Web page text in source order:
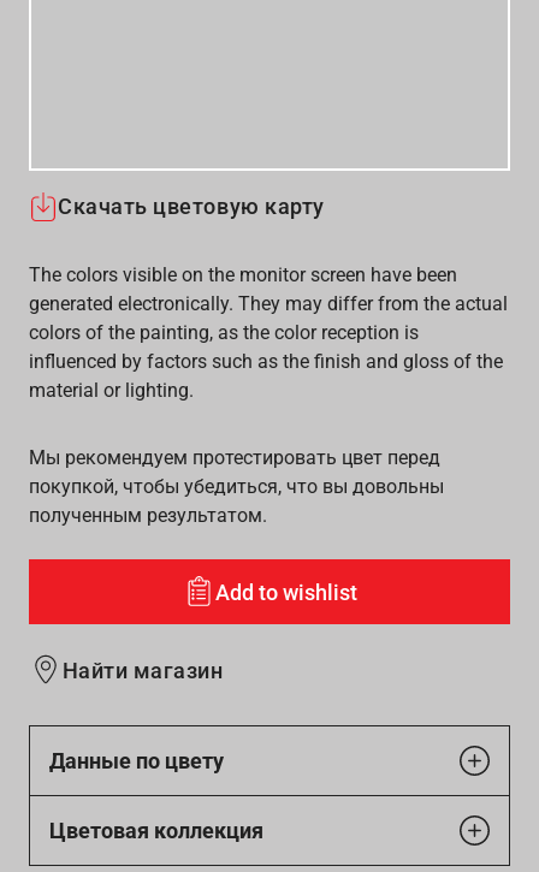
Скачать цветовую карту
The colors visible on the monitor screen have been
generated electronically. They may differ from the actual
colors of the painting, as the color reception is
influenced by factors such as the finish and gloss of the
material or lighting.
Мы рекомендуем протестировать цвет перед
покупкой, чтобы убедиться, что вы довольны
полученным результатом.
Add to wishlist
Найти магазин
Данные по цвету
Цветовая коллекция